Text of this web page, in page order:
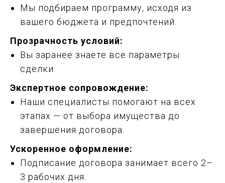
Мы подбираем программу, исходя из
вашего бюджета и предпочтений.
Прозрачность условий:
Вы заранее знаете все параметры
сделки.
Экспертное сопровождение:
Наши специалисты помогают на всех
этапах — от выбора имущества до
завершения договора.
Ускоренное оформление:
Подписание договора занимает всего 2–
3 рабочих дня.